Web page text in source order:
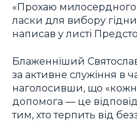
«Прохаю милосердного
ласки для вибору
написав у листі
Блаженніший
за активне служіння в
наголосивши, що
допомога — це
тим, хто терпить від